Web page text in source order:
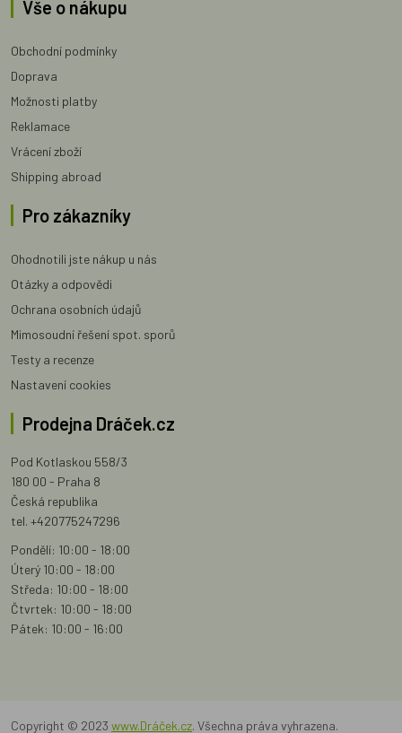
Vše o nákupu
Obchodní podmínky
Doprava
Možnosti platby
Reklamace
Vrácení zboží
Shipping abroad
Pro zákazníky
Ohodnotili jste nákup u nás
Otázky a odpovědi
Ochrana osobních údajů
Mimosoudní řešení spot. sporů
Testy a recenze
Nastavení cookies
Prodejna Dráček.cz
Pod Kotlaskou 558/3
180 00 - Praha 8
Česká republika
tel. +420775247296
Pondělí: 10:00 - 18:00
Úterý 10:00 - 18:00
Středa: 10:00 - 18:00
Čtvrtek: 10:00 - 18:00
Pátek: 10:00 - 16:00
Copyright © 2023 www.Dráček.cz. Všechna práva vyhrazena.